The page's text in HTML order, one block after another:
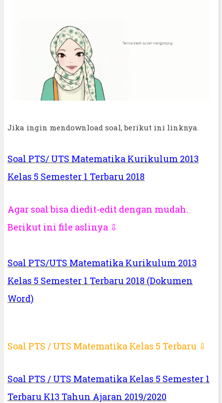
Jika ingin mendownload soal, berikut ini linknya.
Soal PTS/ UTS Matematika Kurikulum 2013
Kelas 5 Semester 1 Terbaru 2018
Agar soal bisa diedit-edit dengan mudah.
Berikut ini file aslinya ⇩
Soal PTS/UTS Matematika Kurikulum 2013
Kelas 5 Semester 1 Terbaru 2018 (Dokumen
Word)
Soal PTS / UTS Matematika Kelas 5 Terbaru ⇩
Soal PTS / UTS Matematika Kelas 5 Semester 1
Terbaru K13 Tahun Ajaran 2019/2020